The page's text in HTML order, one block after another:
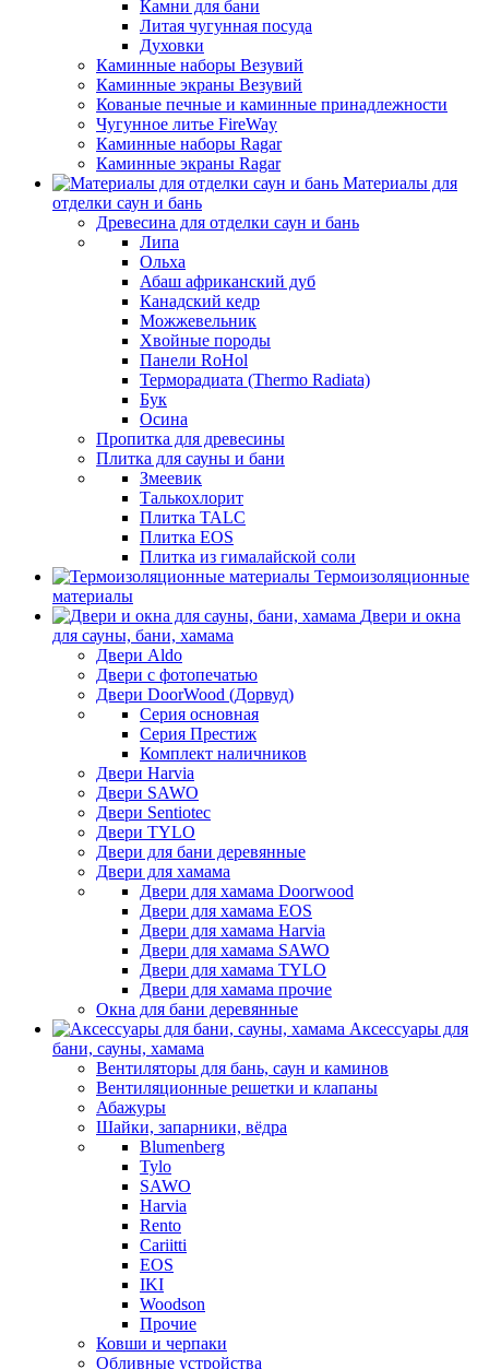
Камни для бани
Литая чугунная посуда
Духовки
Каминные наборы Везувий
Каминные экраны Везувий
Кованые печные и каминные принадлежности
Чугунное литье FireWay
Каминные наборы Ragar
Каминные экраны Ragar
Материалы для
отделки саун и бань
Древесина для отделки саун и бань
Липа
Ольха
Абаш африканский дуб
Канадский кедр
Можжевельник
Хвойные породы
Панели RoHol
Терморадиата (Thermo Radiata)
Бук
Осина
Пропитка для древесины
Плитка для сауны и бани
Змеевик
Талькохлорит
Плитка TALC
Плитка EOS
Плитка из гималайской соли
Термоизоляционные
материалы
Двери и окна
для сауны, бани, хамама
Двери Aldo
Двери с фотопечатью
Двери DoorWood (Дорвуд)
Серия основная
Серия Престиж
Комплект наличников
Двери Harvia
Двери SAWO
Двери Sentiotec
Двери TYLO
Двери для бани деревянные
Двери для хамама
Двери для хамама Doorwood
Двери для хамама EOS
Двери для хамама Harvia
Двери для хамама SAWO
Двери для хамама TYLO
Двери для хамама прочие
Окна для бани деревянные
Аксессуары для
бани, сауны, хамама
Вентиляторы для бань, саун и каминов
Вентиляционные решетки и клапаны
Абажуры
Шайки, запарники, вёдра
Blumenberg
Tylo
SAWO
Harvia
Rento
Cariitti
EOS
IKI
Woodson
Прочие
Ковши и черпаки
Обливные устройства